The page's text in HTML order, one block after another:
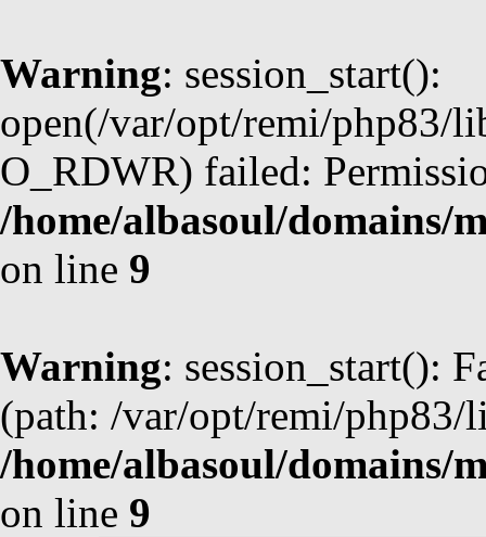
Warning: session_start():
open(/var/opt/remi/php83/
O_RDWR) failed:
/home/albasoul/domains/
on line 9
Warning: session_start():
(path: /var/opt/remi/php83/
/home/albasoul/domains/
on line 9